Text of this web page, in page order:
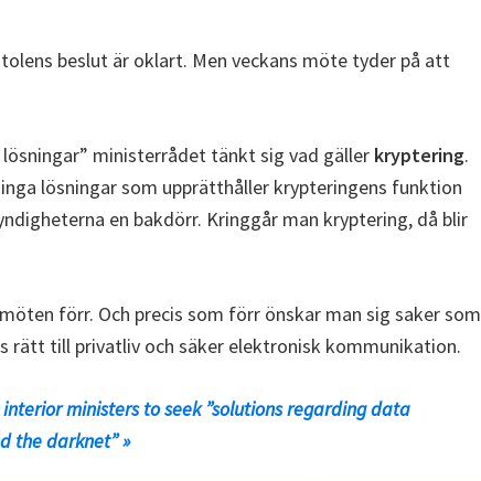
beslut är oklart. Men veckans möte tyder på att
lösningar” ministerrådet tänkt sig vad gäller kryptering.
lösningar som upprätthåller krypteringens funktion
en bakdörr. Kringgår man kryptering, då blir
förr. Och precis som förr önskar man sig saker som
rätt till privatliv och säker elektronisk kommunikation.
ministers to seek ”solutions regarding data
the darknet” »